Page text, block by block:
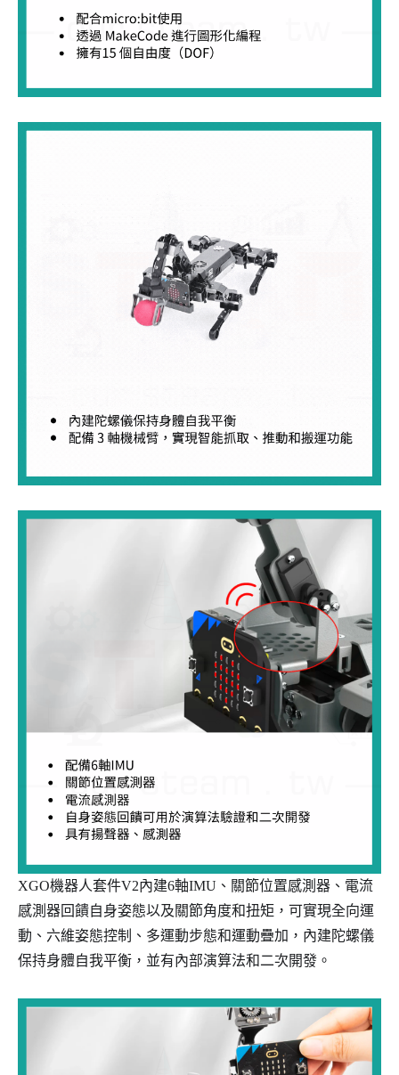
XGO機器人套件V2內建6軸IMU、關節位置感測器、電流
感測器回饋自身姿態以及關節角度和扭矩，可實現全向運
動、六維姿態控制、多運動步態和運動疊加，內建陀螺儀
保持身體自我平衡，並有內部演算法和二次開發。